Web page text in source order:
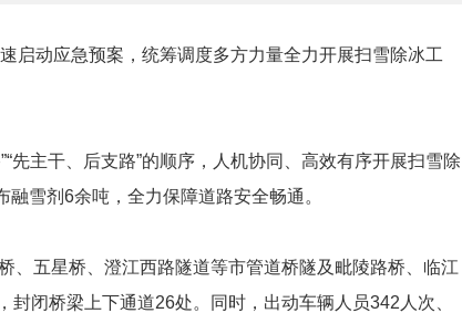
启动应急预案，统筹调度多方力量全力开展扫雪除冰工
先主干、后支路”的顺序，人机协同、高效有序开展扫雪除
雪剂6余吨，全力保障道路安全畅通。
、五星桥、澄江西路隧道等市管道桥隧及毗陵路桥、临江
闭桥梁上下通道26处。同时，出动车辆人员342人次、